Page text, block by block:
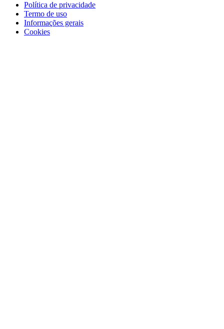
Política de privacidade
Termo de uso
Informações gerais
Cookies